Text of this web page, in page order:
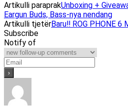
Artikulli paraprakUnboxing +
Eargun Buds, Bass-nya nendang
Artikulli tjetërBaru‼️ ROG PHONE 6
Subscribe
Notify of